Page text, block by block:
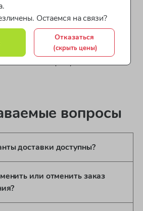
4
Next / Полукеды для девочки
артикул: L893792-6
вопросы
доставки доступны?
или отменить заказ
Остаемся на связи?
Отказаться
(скрыть цены)